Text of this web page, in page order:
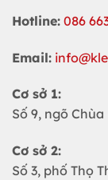
Hotline: 086
Email:
Cơ sở 1:
Số 9, ngõ
Cơ sở 2:
Số 3, phố Thọ